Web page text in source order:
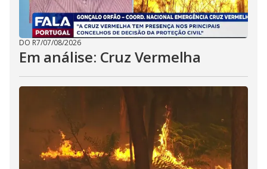
DO R7/07/08/2026
Em análise: Cruz Vermelha